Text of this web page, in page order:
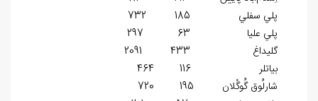
پلي سفلي 185 732
پلي عليا 63 297
گليداغ 433 2091
بياتلر 116 464
شارلُوق گُ‍وگْلان 195 720